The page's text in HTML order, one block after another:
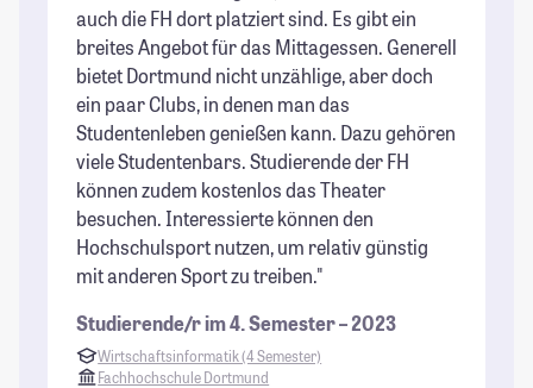
auch die FH dort platziert sind. Es gibt ein
breites Angebot für das Mittagessen. Generell
bietet Dortmund nicht unzählige, aber doch
ein paar Clubs, in denen man das
Studentenleben genießen kann. Dazu gehören
viele Studentenbars. Studierende der FH
können zudem kostenlos das Theater
besuchen. Interessierte können den
Hochschulsport nutzen, um relativ günstig
mit anderen Sport zu treiben."
Studierende/r im 4. Semester – 2023
Wirtschaftsinformatik (4 Semester)
Fachhochschule Dortmund